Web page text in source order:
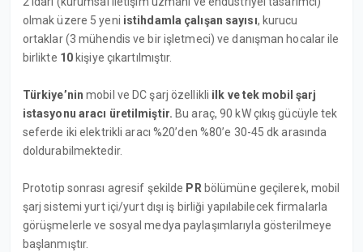
olmak üzere 5 yeni istihdamla çalışan sayısı, kurucu
ortaklar (3 mühendis ve bir işletmeci) ve danışman hocalar ile
birlikte 10 kişiye çıkartılmıştır.
Türkiye’nin mobil ve DC şarj özellikli ilk ve tek mobil şarj
istasyonu aracı üretilmiştir. Bu araç, 90 kW çıkış gücüyle tek
seferde iki elektrikli aracı %20’den %80’e 30-45 dk arasında
doldurabilmektedir.
Prototip sonrası agresif şekilde PRbölümüne geçilerek, mobil
şarj sistemi yurt içi/yurt dışı iş birliği yapılabilecek firmalarla
görüşmelerle ve sosyal medya paylaşımlarıyla gösterilmeye
başlanmıştır.